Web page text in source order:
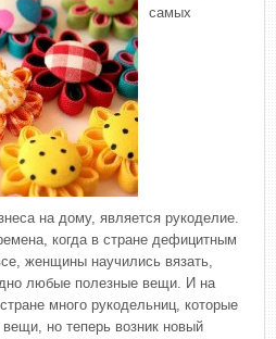
самых
на дому, является рукоделие.
когда в стране дефицитным
женщины научились вязать,
любые полезные вещи. И на
много рукодельниц, которые
но теперь возник новый